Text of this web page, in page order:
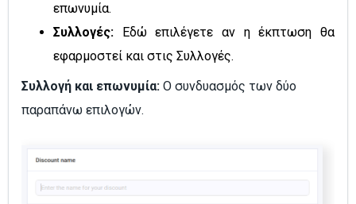
επωνυμία.
Συλλογές:
Εδώ επιλέγετε αν η έκπτωση θα
εφαρμοστεί και στις Συλλογές.
Συλλογή και επωνυμία: Ο συνδυασμός των δύο
παραπάνω επιλογών.